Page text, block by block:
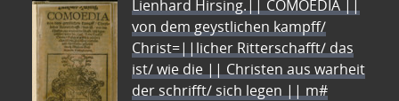
Lienhard Hirsing.|| COMOEDIA ||
von dem geystlichen kampff/
Christ=||licher Ritterschafft/ das
ist/ wie die || Christen aus warheit
der schrifft/ sich legen || m#